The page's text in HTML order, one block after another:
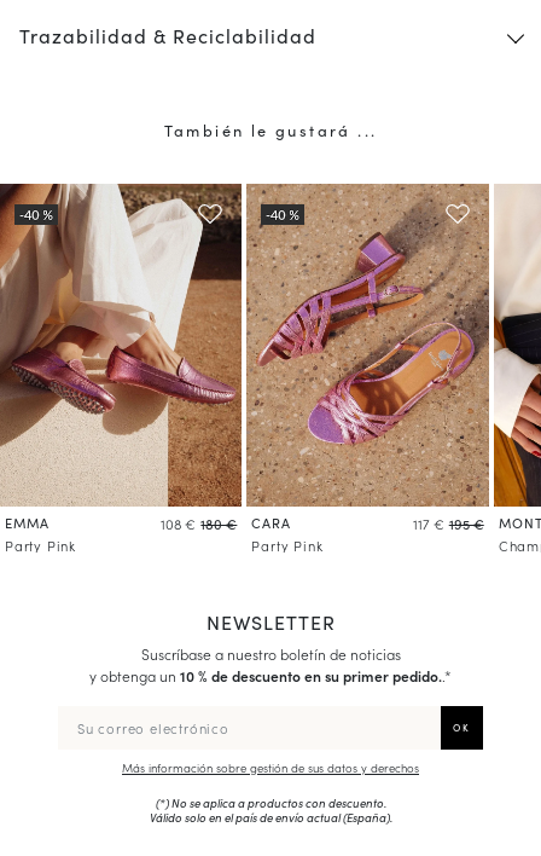
Trazabilidad & Reciclabilidad
También le gustará ...
EMMA 108 € 180 €
Party Pink
CARA 117 € 195 €
Party Pink
NEWSLETTER
Suscríbase a nuestro boletín de noticias
y obtenga un 10 % de descuento en su primer pedido..*
Más información sobre gestión de sus datos y derechos
(*) No se aplica a productos con descuento.
Válido solo en el país de envío actual (España).